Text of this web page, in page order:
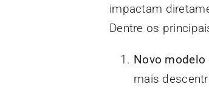
impactam
Dentre os
Novo modelo
mais